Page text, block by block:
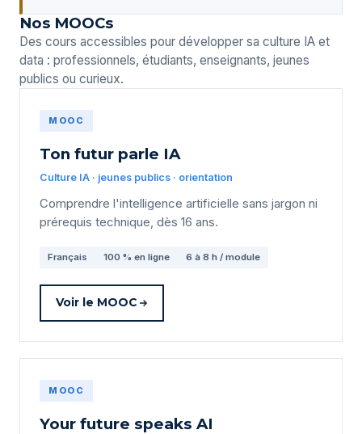
Nos MOOCs
Des cours accessibles pour développer sa culture IA et
data : professionnels, étudiants, enseignants, jeunes
publics ou curieux.
MOOC
Ton futur parle IA
Culture IA · jeunes publics · orientation
Comprendre l'intelligence artificielle sans jargon ni
prérequis technique, dès 16 ans.
Français 100 % en ligne 6 à 8 h / module
Voir le MOOC
MOOC
Your future speaks AI